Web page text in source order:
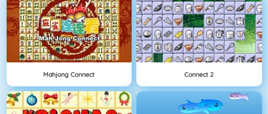
Mahjong Connect Connect 2